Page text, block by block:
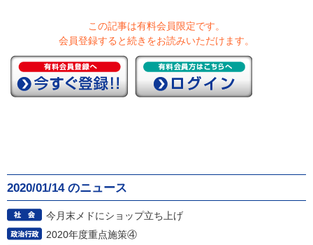
この記事は有料会員限定です。
会員登録すると続きをお読みいただけます。
2020/01/14 のニュース
今月末メドにショップ立ち上げ
2020年度重点施策④